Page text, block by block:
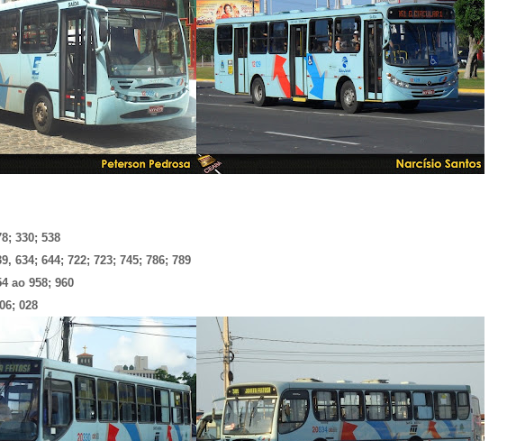
330; 538
634; 644; 722; 723; 745; 786; 789
ao 958; 960
028